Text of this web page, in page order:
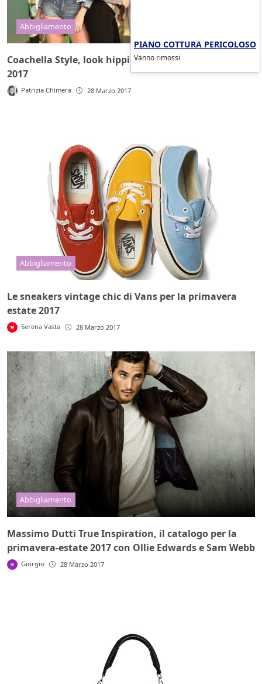
Abbigliamento
Coachella Style, look hippie per la primavera-estate
2017
Patrizia Chimera 28 Marzo 2017
Abbigliamento
Le sneakers vintage chic di Vans per la primavera
estate 2017
Serena Vasta 28 Marzo 2017
Abbigliamento
Massimo Dutti True Inspiration, il catalogo per la
primavera-estate 2017 con Ollie Edwards e Sam Webb
Giorgio 28 Marzo 2017
PIANO COTTURA PERICOLOSO
Vanno rimossi